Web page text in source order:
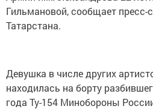
Гильмановой, сообщает пресс-
Татарстана.
Девушка в числе других
находилась на борту
года Ту-154 Минобороны